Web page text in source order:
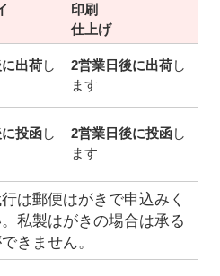
印刷
仕上げ
出荷し
2営業日後に出荷し
ます
投函し
2営業日後に投函し
ます
は郵便はがきで申込みく
私製はがきの場合は承る
きません。